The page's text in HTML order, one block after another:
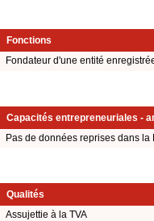
Fonctions
Fondateur d'une entité
Capacités entrepreneuriales -
Pas de données reprises dans la
Qualités
Assujettie à la TVA